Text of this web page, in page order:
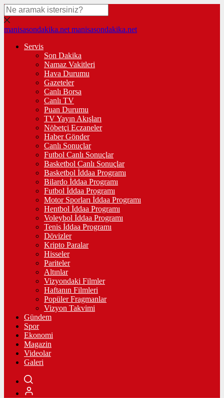
manisasondakika.net manisasondakika.net
Servis
Son Dakika
Namaz Vakitleri
Hava Durumu
Gazeteler
Canlı Borsa
Canlı TV
Puan Durumu
TV Yayın Akışları
Nöbetçi Eczaneler
Haber Gönder
Canlı Sonuçlar
Futbol Canlı Sonuçlar
Basketbol Canlı Sonuçlar
Basketbol İddaa Programı
Bilardo İddaa Programı
Futbol İddaa Programı
Motor Sporları İddaa Programı
Hentbol İddaa Programı
Voleybol İddaa Programı
Tenis İddaa Programı
Dövizler
Kripto Paralar
Hisseler
Pariteler
Altınlar
Vizyondaki Filmler
Haftanın Filmleri
Popüler Fragmanlar
Vizyon Takvimi
Gündem
Spor
Ekonomi
Magazin
Videolar
Galeri